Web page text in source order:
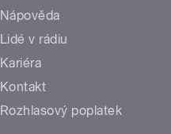
Nápověda
Lidé v rádiu
Kariéra
Kontakt
Rozhlasový poplatek